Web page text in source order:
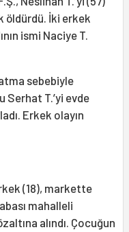
öldürdü. İki erkek
ismi Naciye T.
sebebiyle
Serhat T.’yi evde
Erkek olayın
(18), markette
mahalleli
alındı. Çocuğun